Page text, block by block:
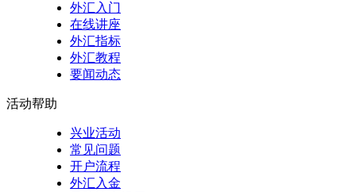
外汇入门
在线讲座
外汇指标
外汇教程
要闻动态
活动帮助
兴业活动
常见问题
开户流程
外汇入金